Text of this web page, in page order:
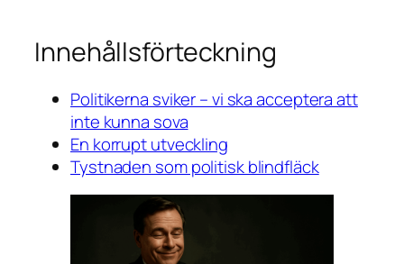
Innehållsförteckning
Politikerna sviker – vi ska acceptera att
inte kunna sova
En korrupt utveckling
Tystnaden som politisk blindfläck